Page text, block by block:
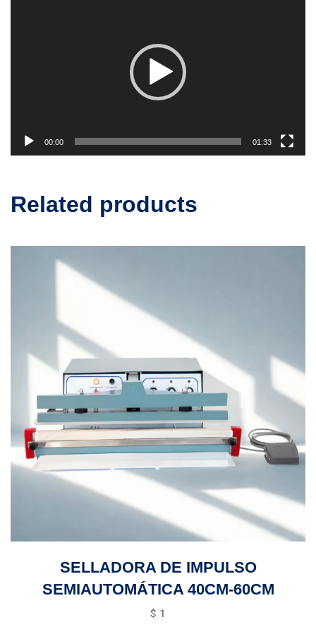
00:00 01:33
Related products
SELLADORA DE IMPULSO
SEMIAUTOMÁTICA 40CM-60CM
$ 1